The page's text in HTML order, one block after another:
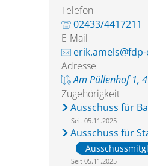
Telefon
02433/4417211
E-Mail
Adresse
Am Püllenhof 1,
Zugehörigkeit
Ausschuss für
Seit 05.11.2025
Ausschuss für
Seit 05.11.2025